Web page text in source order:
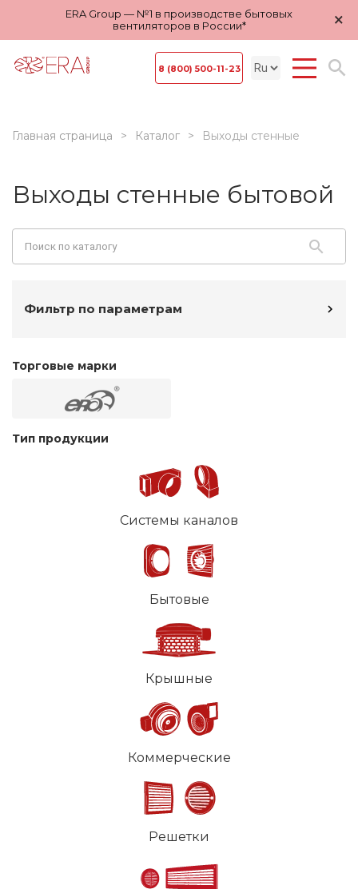
ERA Group — №1 в производстве бытовых
вентиляторов в России*
×
8 (800) 500-11-23
Главная страница Каталог Выходы стенные
Выходы стенные бытовой
Фильтр по параметрам
Торговые марки
Тип продукции
Системы каналов
Бытовые
Крышные
Коммерческие
Решетки